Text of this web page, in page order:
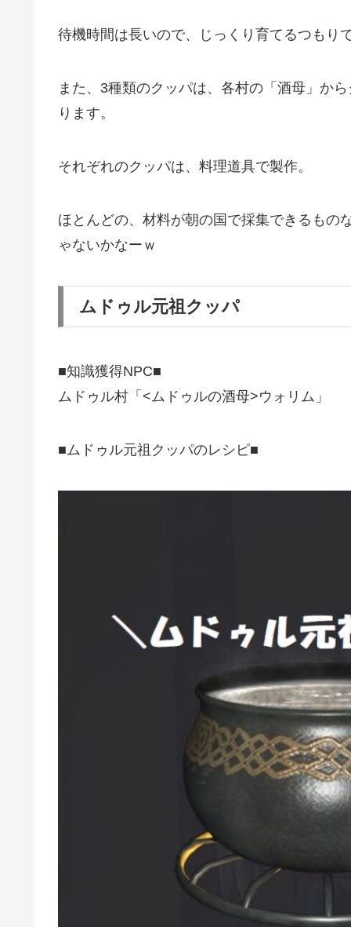
待機時間は長いので、じっくり育てるつもり
また、3種類のクッパは、各村の「酒母」か
ります。
それぞれのクッパは、料理道具で製作。
ほとんどの、材料が朝の国で採集できるもの
ゃないかなーｗ
ムドゥル元祖クッパ
■知識獲得NPC■
ムドゥル村「<ムドゥルの酒母>ウォリム」
■ムドゥル元祖クッパのレシピ■